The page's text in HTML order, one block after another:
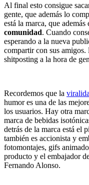
Al final esto consigue
gente, que además lo
está la marca, que
comunidad. Cuando
esperando a la nueva
compartir con sus
shitposting a la hora de
Recordemos que la
humor es una de las
los usuarios. Hay otra
marca de bebidas
detrás de la marca está el
también es accionista y
fotomontajes, gifs
producto y el embajador
Fernando Alonso.